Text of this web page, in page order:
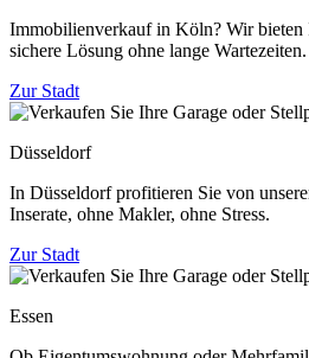
Immobilienverkauf in Köln? Wir bieten
sichere Lösung ohne lange Wartezeiten.
Zur Stadt
Düsseldorf
In Düsseldorf profitieren Sie von
Inserate, ohne Makler, ohne Stress.
Zur Stadt
Essen